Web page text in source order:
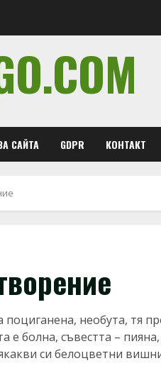
САЙТА GDPR КОНТАКТ
поциганена, необута, тя
е болна, съвестта –
си белоцветни